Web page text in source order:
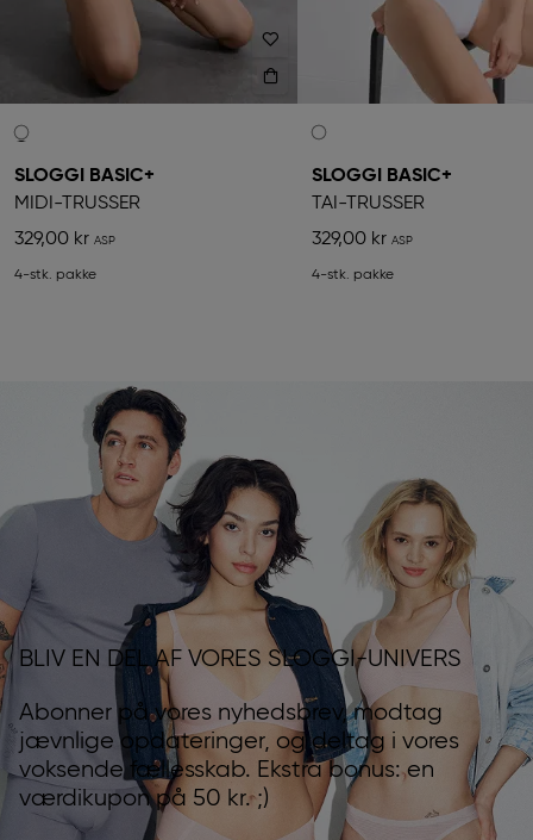
SLOGGI BASIC+
MIDI-TRUSSER
329,00 kr
4-stk. pakke
SLOGGI BASIC+
TAI-TRUSSER
329,00 kr
4-stk. pakke
BLIV EN DEL AF VORES SLOGGI-UNIVERS
Abonner på vores nyhedsbrev, modtag
jævnlige opdateringer, og deltag i vores
voksende fællesskab. Ekstra bonus: en
værdikupon på 50 kr. ;)